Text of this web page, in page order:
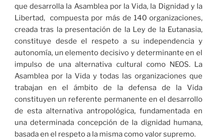
que desarrolla la Asamblea por la Vida, la Dignidad y la
Libertad, compuesta por más de 140 organizaciones,
creada tras la presentación de la Ley de la Eutanasia,
constituye desde el respeto a su independencia y
autonomía, un elemento decisivo y determinante en el
impulso de una alternativa cultural como NEOS. La
Asamblea por la Vida y todas las organizaciones que
trabajan en el ámbito de la defensa de la Vida
constituyen un referente permanente en el desarrollo
de esta alternativa antropológica, fundamentada en
una determinada concepción de la dignidad humana,
basada en el respeto a la misma como valor supremo.